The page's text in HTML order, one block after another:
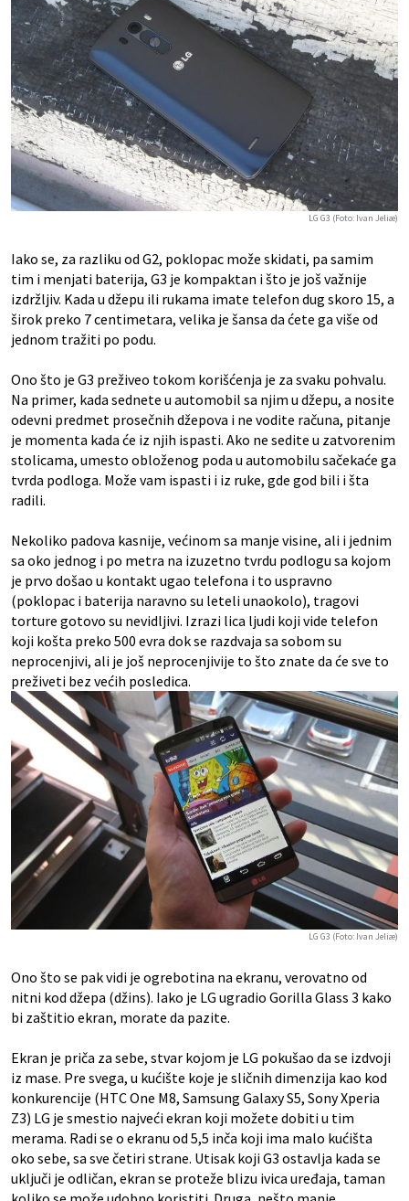
LG G3 (Foto: Ivan Jeliæ)
Iako se, za razliku od G2, poklopac može skidati, pa samim
tim i menjati baterija, G3 je kompaktan i što je još važnije
izdržljiv. Kada u džepu ili rukama imate telefon dug skoro 15, a
širok preko 7 centimetara, velika je šansa da ćete ga više od
jednom tražiti po podu.
Ono što je G3 preživeo tokom korišćenja je za svaku pohvalu.
Na primer, kada sednete u automobil sa njim u džepu, a nosite
odevni predmet prosečnih džepova i ne vodite računa, pitanje
je momenta kada će iz njih ispasti. Ako ne sedite u zatvorenim
stolicama, umesto obloženog poda u automobilu sačekaće ga
tvrda podloga. Može vam ispasti i iz ruke, gde god bili i šta
radili.
Nekoliko padova kasnije, većinom sa manje visine, ali i jednim
sa oko jednog i po metra na izuzetno tvrdu podlogu sa kojom
je prvo došao u kontakt ugao telefona i to uspravno
(poklopac i baterija naravno su leteli unaokolo), tragovi
torture gotovo su nevidljivi. Izrazi lica ljudi koji vide telefon
koji košta preko 500 evra dok se razdvaja sa sobom su
neprocenjivi, ali je još neprocenjivije to što znate da će sve to
preživeti bez većih posledica.
LG G3 (Foto: Ivan Jeliæ)
Ono što se pak vidi je ogrebotina na ekranu, verovatno od
nitni kod džepa (džins). Iako je LG ugradio Gorilla Glass 3 kako
bi zaštitio ekran, morate da pazite.
Ekran je priča za sebe, stvar kojom je LG pokušao da se izdvoji
iz mase. Pre svega, u kućište koje je sličnih dimenzija kao kod
konkurencije (HTC One M8, Samsung Galaxy S5, Sony Xperia
Z3) LG je smestio najveći ekran koji možete dobiti u tim
merama. Radi se o ekranu od 5,5 inča koji ima malo kućišta
oko sebe, sa sve četiri strane. Utisak koji G3 ostavlja kada se
uključi je odličan, ekran se proteže blizu ivica uređaja, taman